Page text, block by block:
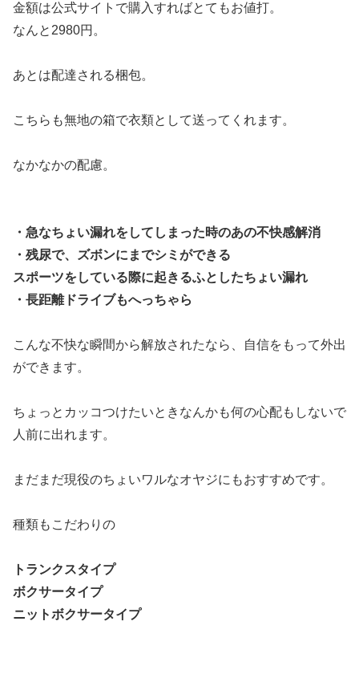
金額は公式サイトで購入すればとてもお値打。
なんと2980円。
あとは配達される梱包。
こちらも無地の箱で衣類として送ってくれます。
なかなかの配慮。
・急なちょい漏れをしてしまった時のあの不快感解消
・残尿で、ズボンにまでシミができる
スポーツをしている際に起きるふとしたちょい漏れ
・長距離ドライブもへっちゃら
こんな不快な瞬間から解放されたなら、自信をもって外出
ができます。
ちょっとカッコつけたいときなんかも何の心配もしないで
人前に出れます。
まだまだ現役のちょいワルなオヤジにもおすすめです。
種類もこだわりの
トランクスタイプ
ボクサータイプ
ニットボクサータイプ